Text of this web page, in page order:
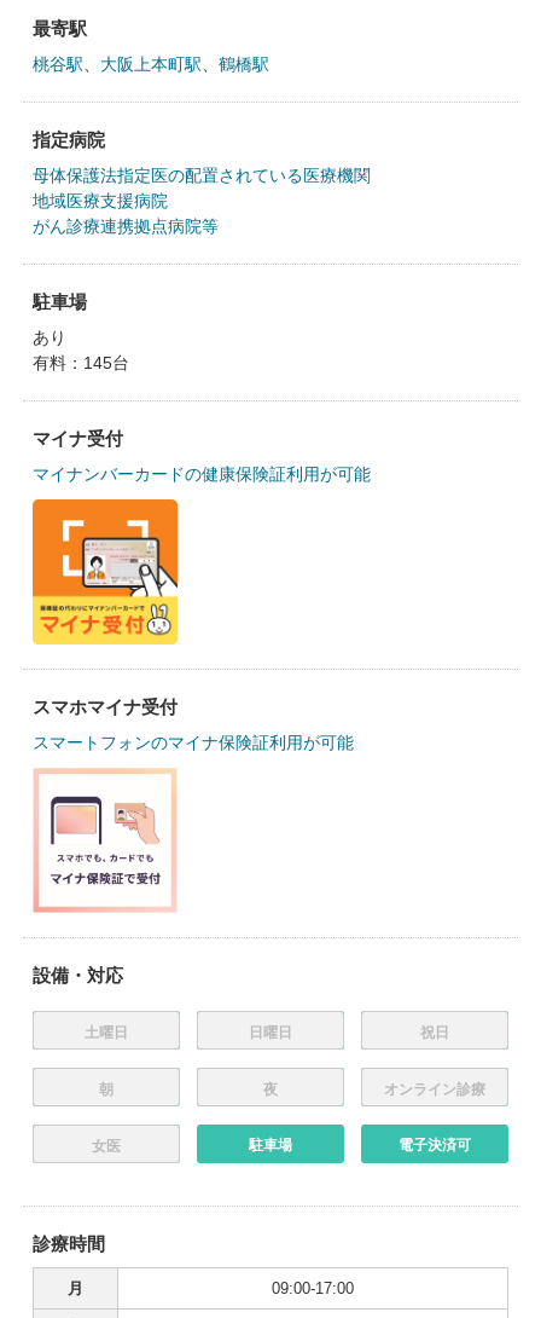
最寄駅
桃谷駅 大阪上本町駅 鶴橋駅
指定病院
母体保護法指定医の配置されている医療機関
地域医療支援病院
がん診療連携拠点病院等
駐車場
あり
有料：145台
マイナ受付
マイナンバーカードの健康保険証利用が可能
スマホマイナ受付
スマートフォンのマイナ保険証利用が可能
設備・対応
土曜日 日曜日 祝日
朝 夜 オンライン診療
女医 駐車場 電子決済可
診療時間
月 09:00-17:00